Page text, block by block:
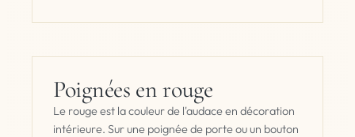
Poignées en rouge
Le rouge est la couleur de l'audace en décoration
intérieure. Sur une poignée de porte ou un bouton